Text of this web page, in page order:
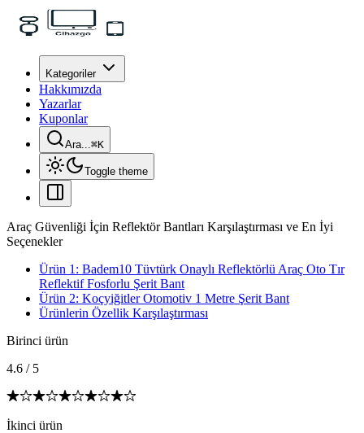
Kategoriler
Hakkımızda
Yazarlar
Kuponlar
Ara...⌘K
Toggle theme
Araç Güvenliği İçin Reflektör Bantları Karşılaştırması ve En İyi
Seçenekler
Ürün 1: Badem10 Tüvtürk Onaylı Reflektörlü Araç Oto Tır
Reflektif Fosforlu Şerit Bant
Ürün 2: Koçyiğitler Otomotiv 1 Metre Şerit Bant
Ürünlerin Özellik Karşılaştırması
Birinci ürün
4.6 / 5
İkinci ürün